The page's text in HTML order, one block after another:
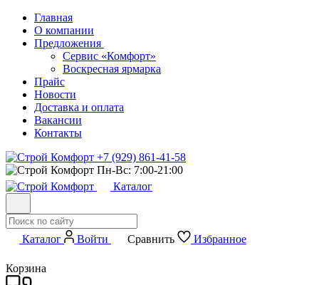
Главная
О компании
Предложения
Сервис «Комфорт»
Воскресная ярмарка
Прайс
Новости
Доставка и оплата
Вакансии
Контакты
+7 (929) 861-41-58
Пн-Вс: 7:00-21:00
Каталог
Каталог Войти Сравнить Избранное
Корзина